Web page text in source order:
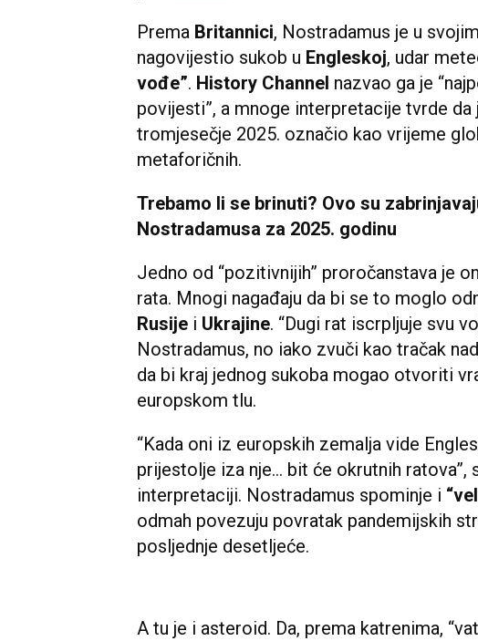
Prema Britannici, Nostradamus je u
nagovijestio sukob u Engleskoj, udar
vođe”. History Channel nazvao ga je
povijesti”, a mnoge interpretacije tvrde da
tromjesečje 2025. označio kao vrijeme
metaforičnih.
Trebamo li se brinuti? Ovo su
Nostradamusa za 2025. godinu
Jedno od “pozitivnijih” proročanstava je
rata. Mnogi nagađaju da bi se to moglo
Rusije i Ukrajine. “Dugi rat iscrpljuje svu
Nostradamus, no iako zvuči kao tračak
da bi kraj jednog sukoba mogao otvoriti
europskom tlu.
“Kada oni iz europskih zemalja vide
prijestolje iza nje… bit će okrutnih ratova”,
interpretaciji. Nostradamus spominje i
odmah povezuju povratak pandemijskih
posljednje desetljeće.
A tu je i asteroid. Da, prema katrenima,